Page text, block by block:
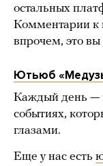
остальных
Комментарии к
впрочем, это вы
Ютьюб
Каждый день —
событиях,
глазами.
Еще у нас есть